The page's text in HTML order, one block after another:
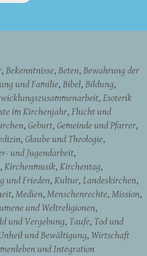
Bekenntnisse Beten Bewahrung der
und Familie Bibel Bildung
Esoterik
im Kirchenjahr Flucht und
Geburt Gemeinde und Pfarrer
Glaube und Theologie
und Jugendarbeit
Kirchenmusik Kirchentag
und Frieden Kultur Landeskirchen
Medien Menschenrechte Mission
und Weltreligionen
und Vergebung Taufe Tod und
und Bewältigung Wirtschaft
und Integration